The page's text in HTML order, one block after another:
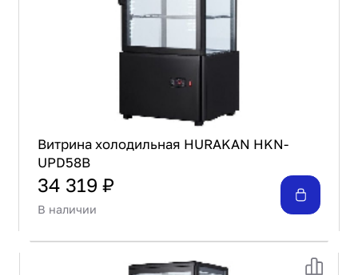
Витрина холодильная HURAKAN HKN-
UPD58B
34 319 ₽
В наличии